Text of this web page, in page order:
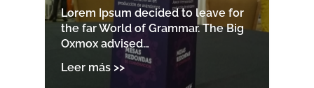
Lorem Ipsum decided to leave for
the far World of Grammar. The Big
Oxmox advised…